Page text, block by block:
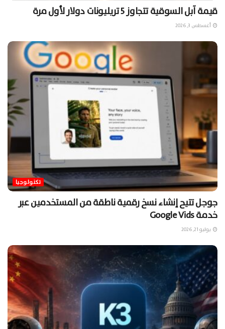
قيمة آبل السوقية تتجاوز 5 تريليونات دولار لأول مرة
أغسطس 3, 2026
تكنولوجيا
جوجل تتيح إنشاء نسخ رقمية ناطقة من المستخدمين عبر
خدمة Google Vids
يوليو 21, 2026